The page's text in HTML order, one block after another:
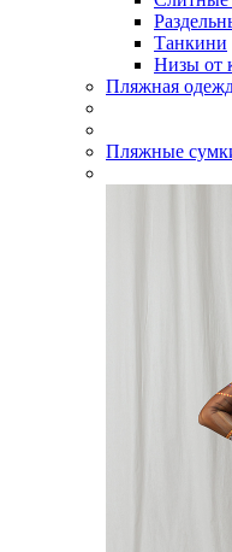
Танкини
Низы от
Пляжная
Пляжные